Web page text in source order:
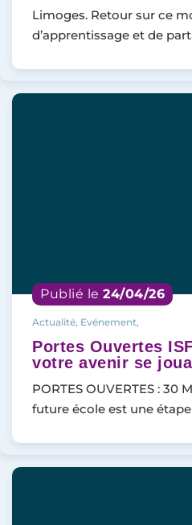
Limoges. Retour sur ce
d’apprentissage et de
Publié le 24/04/26
Actualité, Evénement,
Portes Ouvertes
votre avenir se
PORTES OUVERTES : 30
future école est une